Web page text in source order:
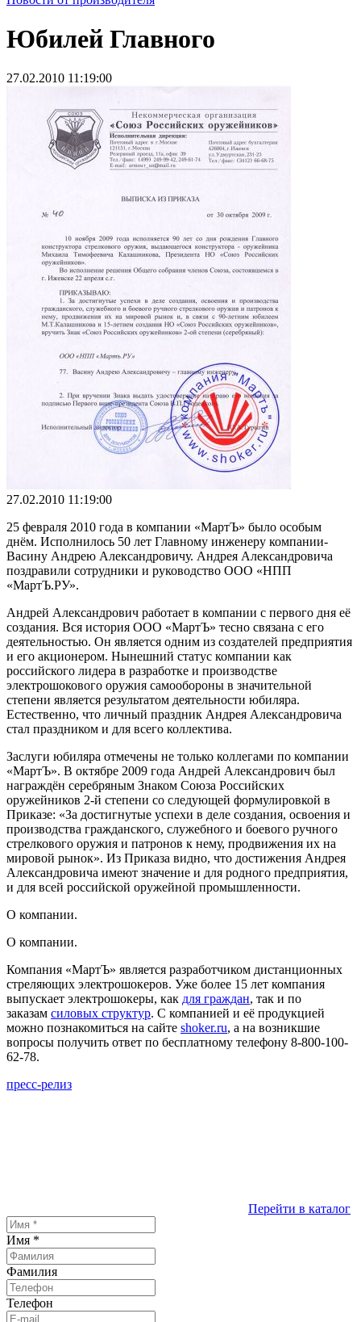
Юбилей Главного
27.02.2010 11:19:00
27.02.2010 11:19:00
25 февраля 2010 года в компании «МартЪ» было особым
днём. Исполнилось 50 лет Главному инженеру компании-
Васину Андрею Александровичу. Андрея Александровича
поздравили сотрудники и руководство ООО «НПП
«МартЪ.РУ».
Андрей Александрович работает в компании с первого дня её
создания. Вся история ООО «МартЪ» тесно связана с его
деятельностью. Он является одним из создателей предприятия
и его акционером. Нынешний статус компании как
российского лидера в разработке и производстве
электрошокового оружия самообороны в значительной
степени является результатом деятельности юбиляра.
Естественно, что личный праздник Андрея Александровича
стал праздником и для всего коллектива.
Заслуги юбиляра отмечены не только коллегами по компании
«МартЪ». В октябре 2009 года Андрей Александрович был
награждён серебряным Знаком Союза Российских
оружейников 2-й степени со следующей формулировкой в
Приказе: «За достигнутые успехи в деле создания, освоения и
производства гражданского, служебного и боевого ручного
стрелкового оружия и патронов к нему, продвижения их на
мировой рынок». Из Приказа видно, что достижения Андрея
Александровича имеют значение и для родного предприятия,
и для всей российской оружейной промышленности.
О компании.
О компании.
Компания «МартЪ» является разработчиком дистанционных
стреляющих электрошокеров. Уже более 15 лет компания
выпускает электрошокеры, как для граждан, так и по
заказам силовых структур. С компанией и её продукцией
можно познакомиться на сайте shoker.ru, а на возникшие
вопросы получить ответ по бесплатному телефону 8-800-100-
62-78.
пресс-релиз
Перейти в каталог
Имя *
Фамилия
Телефон